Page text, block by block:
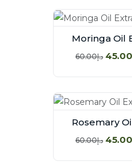
د.إ60.00
د.إ60.00